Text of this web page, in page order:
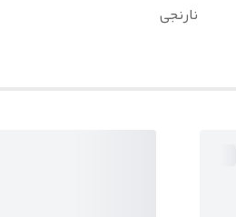
نارنجی